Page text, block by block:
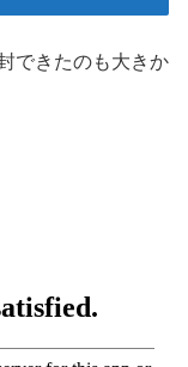
できたのも大きか